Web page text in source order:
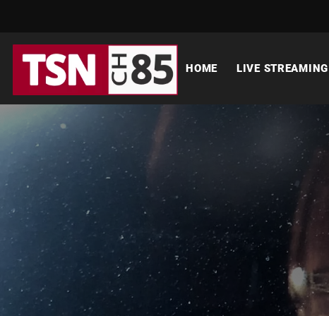
HOME LIVE STREAMING